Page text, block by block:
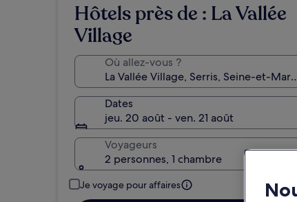
Hôtels près de : La Vallée
Village
Où allez-vous ?
Dates
jeu. 20 août - ven. 21 août
Voyageurs
2 personnes, 1 chambre
Je voyage pour affaires